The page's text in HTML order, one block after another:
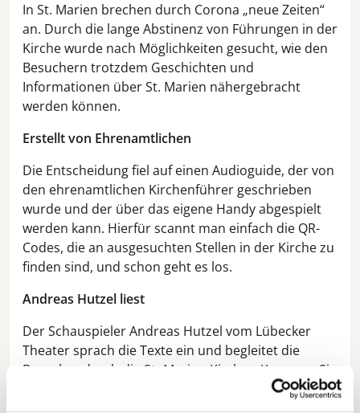
In St. Marien brechen durch Corona „neue Zeiten“
an. Durch die lange Abstinenz von Führungen in der
Kirche wurde nach Möglichkeiten gesucht, wie den
Besuchern trotzdem Geschichten und
Informationen über St. Marien nähergebracht
werden können.
Erstellt von Ehrenamtlichen
Die Entscheidung fiel auf einen Audioguide, der von
den ehrenamtlichen Kirchenführer geschrieben
wurde und der über das eigene Handy abgespielt
werden kann. Hierfür scannt man einfach die QR-
Codes, die an ausgesuchten Stellen in der Kirche zu
finden sind, und schon geht es los.
Andreas Hutzel liest
Der Schauspieler Andreas Hutzel vom Lübecker
Theater sprach die Texte ein und begleitet die
Besucher durch die St.-Marien-Kirche. „Kommen Sie
doch mal vorbei und lassen Sie sich in den Bann der
Geschichte ziehen und genießen einen Ort der